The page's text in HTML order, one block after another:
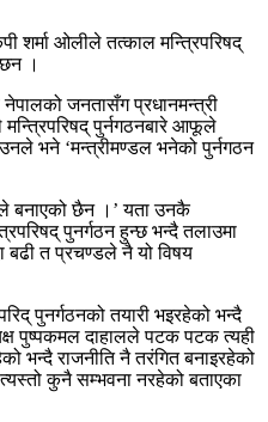
शर्मा ओलीले तत्काल मन्त्रिपरिषद्
।
जनतासँग प्रधानमन्त्री
मन्त्रिपरिषद् पुर्नगठनबारे आफूले
भने ‘मन्त्रीमण्डल भनेको पुर्नगठन
बनाएको छैन ।’ यता उनकै
पुनर्गठन हुन्छ भन्दै तलाउमा
बढी त प्रचण्डले नै यो विषय
पुनर्गठनको तयारी भइरहेको भन्दै
पुष्पकमल दाहालले पटक पटक त्यही
भन्दै राजनीति नै तरंगित बनाइरहेको
कुनै सम्भवना नरहेको बताएका